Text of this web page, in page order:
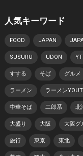
人気キーワード
FOOD JAPAN
SUSURU UDON
すする そば グルメ
ラーメン ラーメン
中華そば 二郎系 北
大盛り 大阪 大阪グ
旅行 東京 東北